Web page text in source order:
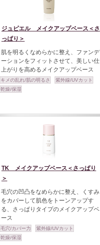
ジュピエル メイクアップベース＜さ
っぱり＞
肌を明るくなめらかに整え、ファンデ
ーションをフィットさせて、美しい仕
上がりを高めるメイクアップベース
キメの乱れ/肌の明るさ
紫外線/UVカット
乾燥/保湿
TK メイクアップベース＜さっぱり
＞
毛穴の凹凸をなめらかに整え、くすみ
をカバーして肌色をトーンアップす
る、さっぱりタイプのメイクアップベ
ース
毛穴/カバー力
紫外線/UVカット
乾燥/保湿